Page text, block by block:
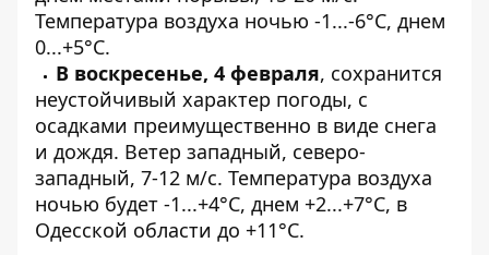
Температура воздуха ночью -1...-6°С, днем ​​
0...+5°С.
В воскресенье, 4 февраля, сохранится
неустойчивый характер погоды, с
осадками преимущественно в виде снега
и дождя. Ветер западный, северо-
западный, 7-12 м/с. Температура воздуха
ночью будет -1...+4°С, днем ​​+2...+7°С, в
Одесской области до +11°С.